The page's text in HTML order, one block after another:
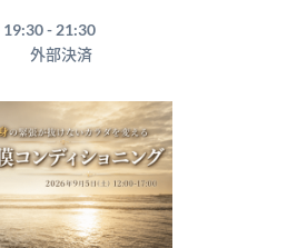
19:30 - 21:30
外部決済